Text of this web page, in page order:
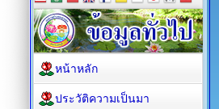
หน้าหลัก
ประวัติความเป็นมา